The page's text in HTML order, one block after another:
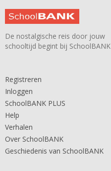
De nostalgische reis door jouw
schooltijd begint bij SchoolBANK
Registreren
Inloggen
SchoolBANK PLUS
Help
Verhalen
Over SchoolBANK
Geschiedenis van SchoolBANK